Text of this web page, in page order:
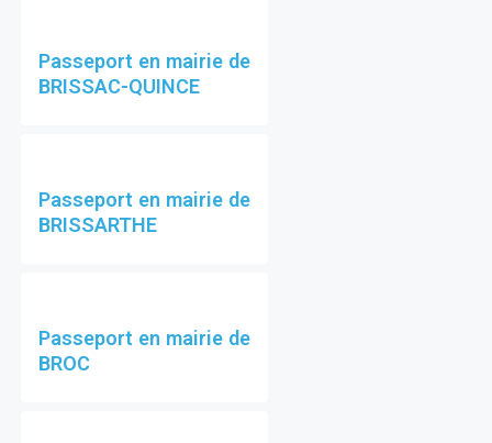
Passeport en mairie de
BRISSAC-QUINCE
Passeport en mairie de
BRISSARTHE
Passeport en mairie de
BROC